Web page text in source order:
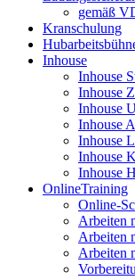
gemäß
Kranschulung
Inhouse
Inhouse
Inhouse
Inhouse
Inhouse
Inhouse
Inhouse
Inhouse
OnlineTraining
Online-
Arbeiten
Arbeiten
Arbeiten